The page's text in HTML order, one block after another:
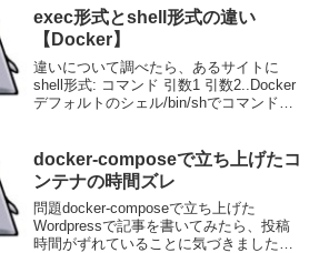
AMD-V：AMDのCPUに内蔵されている...
exec形式とshell形式の違い
【Docker】
違いについて調べたら、あるサイトに
shell形式: コマンド 引数1 引数2..Docker
デフォルトのシェル/bin/shでコマンド実
マ...
docker-composeで立ち上げたコ
ンテナの時間ズレ
問題docker-composeで立ち上げた
Wordpressで記事を書いてみたら、投稿
時間がずれていることに気づきました。